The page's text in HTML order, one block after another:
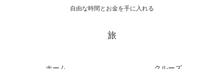
自由な時間とお金を手に入れる
旅